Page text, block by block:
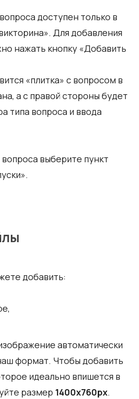
доступен только в
Для добавления
нажать кнопку «Добавить
«плитка» с вопросом в
а с правой стороны будет
типа вопроса и ввода
выберите пункт
добавить:
автоматически
формат. Чтобы добавить
идеально впишется в
размер 1400х760px.